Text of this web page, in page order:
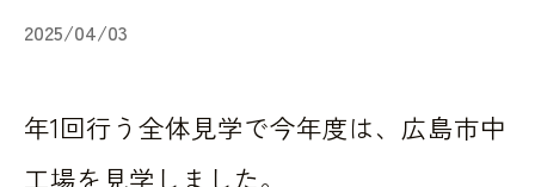
2025/04/03
年1回行う全体見学で今年度は、広島市中
工場を見学しました。